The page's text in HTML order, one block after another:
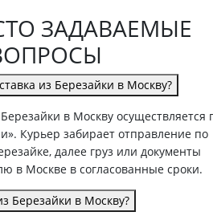
ЗАДАВАЕМЫЕ
из Березайки в Москву?
в Москву осуществляется
Курьер забирает отправление по
далее груз или документы
в Москве в согласованные сроки.
Березайки в Москву?